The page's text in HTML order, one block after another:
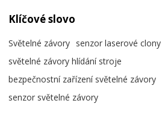
Klíčové slovo
Světelné závory senzor laserové clony
světelné závory hlídání stroje
bezpečnostní zařízení světelné závory
senzor světelné závory